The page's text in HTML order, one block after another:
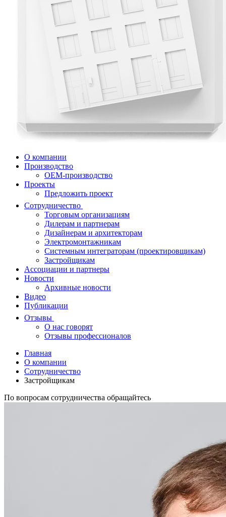
О компании
Производство
OEM-производство
Проекты
Предложить проект
Сотрудничество
Торговым организациям
Дилерам и партнерам
Дизайнерам и архитекторам
Электромонтажникам
Системным интеграторам (проектировщикам)
Застройщикам
Ассоциации и партнеры
Новости
Архивные новости
Видео
Публикации
Отзывы
О нас говорят
Отзывы профессионалов
Главная
О компании
Сотрудничество
Застройщикам
По вопросам сотрудничества обращайтесь